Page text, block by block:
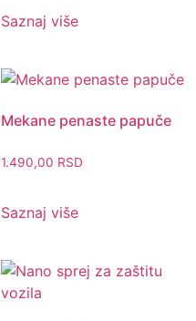
Saznaj više
Mekane penaste papuče
1.490,00 RSD
Saznaj više